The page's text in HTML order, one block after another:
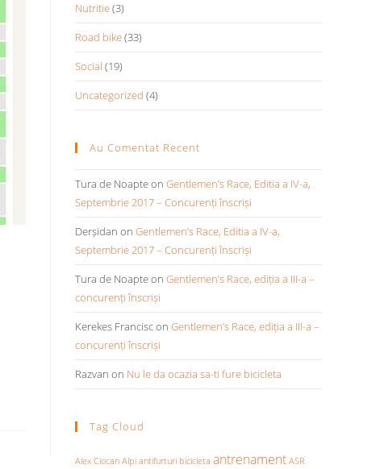
Nutritie(3)
Road bike(33)
Social (19)
Uncategorized (4)
Au Comentat Recent
Tura de Noapteon Gentlemen’s Race, Editia a IV-a,
Septembrie 2017 – Concurenți înscriși
Derșidan on Gentlemen’s Race, Editia a IV-a,
Septembrie 2017 – Concurenți înscriși
Tura de Noapteon Gentlemen’s Race, ediția a III-a –
concurenți înscriși
Kerekes Franciscon Gentlemen’s Race, ediția a III-a –
concurenți înscriși
Razvan on Nu le da ocazia sa-ti fure bicicleta
Tag Cloud
Alex Ciocan Alpi antifurturi bicicleta antrenament ASR